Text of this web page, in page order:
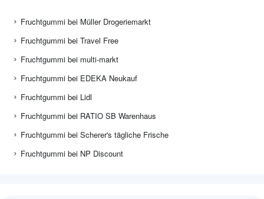
Fruchtgummi bei Müller Drogeriemarkt
Fruchtgummi bei Travel Free
Fruchtgummi bei multi-markt
Fruchtgummi bei EDEKA Neukauf
Fruchtgummi bei Lidl
Fruchtgummi bei RATIO SB Warenhaus
Fruchtgummi bei Scherer's tägliche Frische
Fruchtgummi bei NP Discount